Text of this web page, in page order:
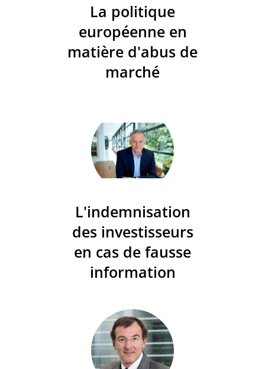
La politique
européenne en
matière d'abus de
marché
L'indemnisation
des investisseurs
en cas de fausse
information